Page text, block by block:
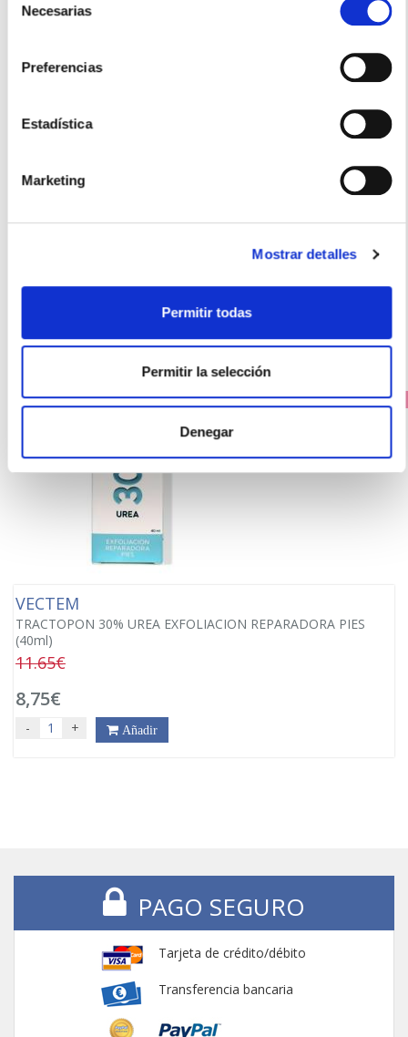
Necesarias
Preferencias
Estadística
Marketing
Mostrar detalles
Permitir todas
Permitir la selección
Denegar
THEA
LEPHANET TOALLITAS LIMPIEZA PARPADOS (30 TOALLITAS
PRECIO ESPECIAL
VECTEM
TRACTOPON 30% UREA EXFOLIACION REPARADORA PIES
(40ml)
11.65€
8,75€
- + Añadir
PAGO SEGURO
Tarjeta de crédito/débito
Transferencia bancaria